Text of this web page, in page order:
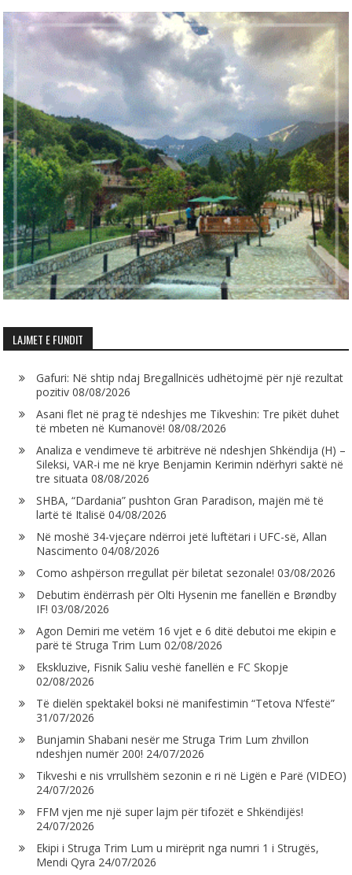
LAJMET E FUNDIT
Gafuri: Në shtip ndaj Bregallnicës udhëtojmë për një rezultat
pozitiv 08/08/2026
Asani flet në prag të ndeshjes me Tikveshin: Tre pikët duhet
të mbeten në Kumanovë! 08/08/2026
Analiza e vendimeve të arbitrëve në ndeshjen Shkëndija (H) –
Sileksi, VAR-i me në krye Benjamin Kerimin ndërhyri saktë në
tre situata 08/08/2026
SHBA, “Dardania” pushton Gran Paradison, majën më të
lartë të Italisë 04/08/2026
Në moshë 34-vjeçare ndërroi jetë luftëtari i UFC-së, Allan
Nascimento 04/08/2026
Como ashpërson rregullat për biletat sezonale! 03/08/2026
Debutim ëndërrash për Olti Hysenin me fanellën e Brøndby
IF! 03/08/2026
Agon Demiri me vetëm 16 vjet e 6 ditë debutoi me ekipin e
parë të Struga Trim Lum 02/08/2026
Ekskluzive, Fisnik Saliu veshë fanellën e FC Skopje
02/08/2026
Të dielën spektakël boksi në manifestimin “Tetova N’festë”
31/07/2026
Bunjamin Shabani nesër me Struga Trim Lum zhvillon
ndeshjen numër 200! 24/07/2026
Tikveshi e nis vrrullshëm sezonin e ri në Ligën e Parë (VIDEO)
24/07/2026
FFM vjen me një super lajm për tifozët e Shkëndijës!
24/07/2026
Ekipi i Struga Trim Lum u mirëprit nga numri 1 i Strugës,
Mendi Qyra 24/07/2026